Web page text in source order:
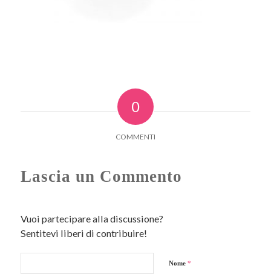
0
COMMENTI
Lascia un Commento
Vuoi partecipare alla discussione?
Sentitevi liberi di contribuire!
Nome *